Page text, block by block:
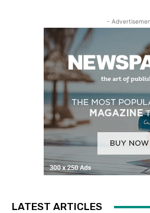
-
LATEST ARTICLES